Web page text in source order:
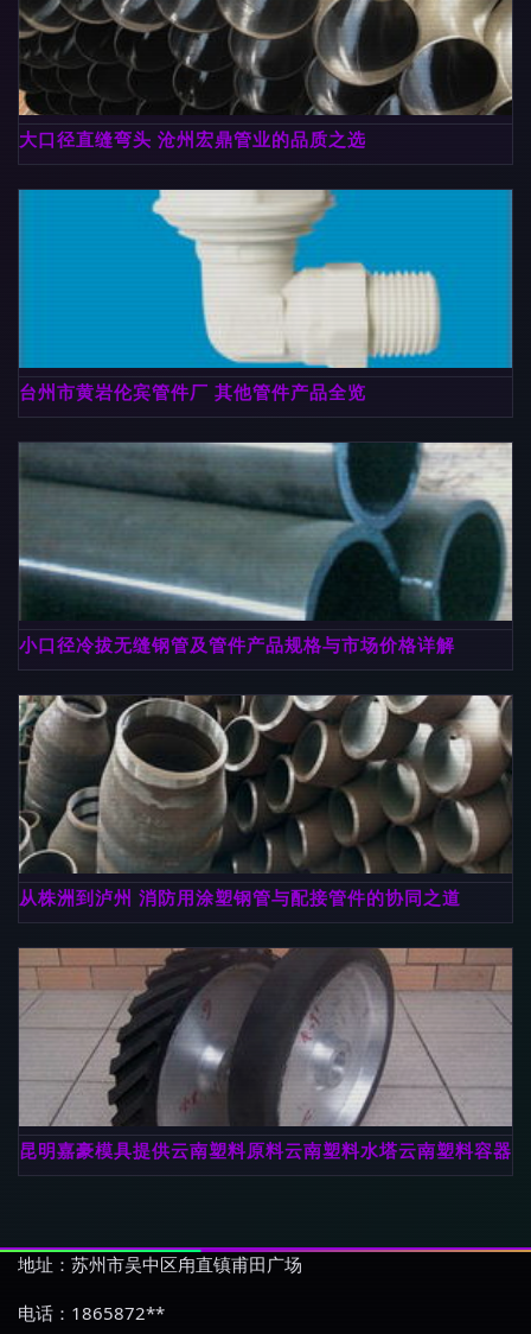
大口径直缝弯头 沧州宏鼎管业的品质之选
台州市黄岩伦宾管件厂 其他管件产品全览
小口径冷拔无缝钢管及管件产品规格与市场价格详解
从株洲到泸州 消防用涂塑钢管与配接管件的协同之道
昆明嘉豪模具提供云南塑料原料云南塑料水塔云南塑料容器
地址：苏州市吴中区甪直镇甫田广场
电话：1865872**